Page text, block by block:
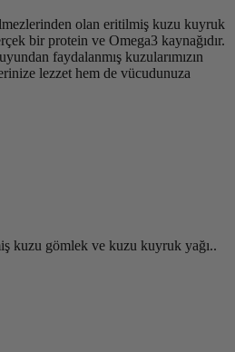
olan eritilmiş kuzu kuyruk
bir protein ve Omega3 kaynağıdır.
faydalanmış kuzularımızın
lezzet hem de vücudunuza
kuzu gömlek ve kuzu kuyruk yağı..